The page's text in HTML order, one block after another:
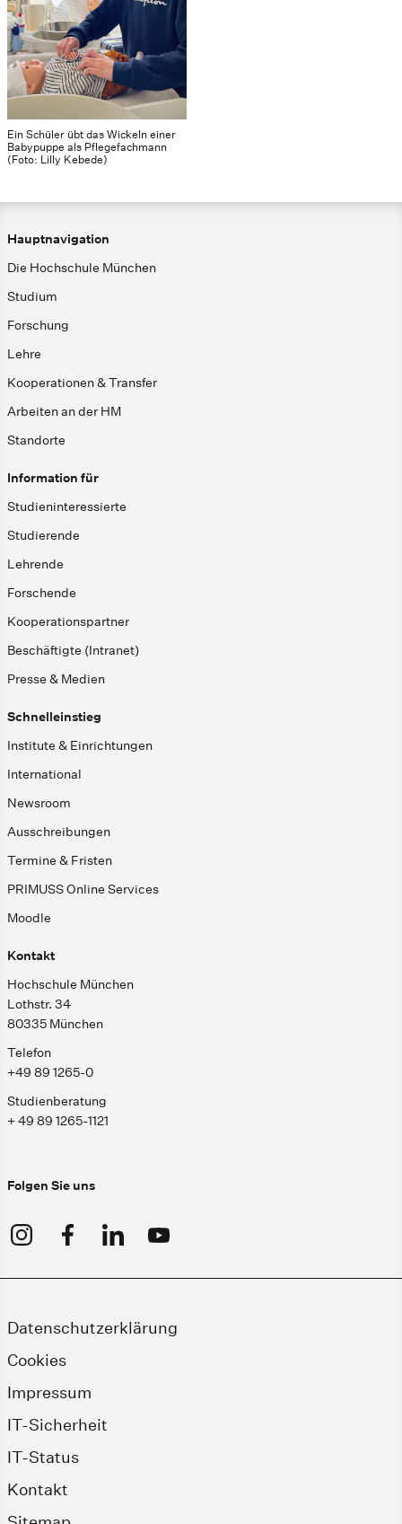
Ein Schüler übt das Wickeln einer
Babypuppe als Pflegefachmann
(Foto: Lilly Kebede)
Hauptnavigation
Die Hochschule München
Studium
Forschung
Lehre
Kooperationen & Transfer
Arbeiten an der HM
Standorte
Information für
Studieninteressierte
Studierende
Lehrende
Forschende
Kooperationspartner
Beschäftigte (Intranet)
Presse & Medien
Schnelleinstieg
Institute & Einrichtungen
International
Newsroom
Ausschreibungen
Termine & Fristen
PRIMUSS Online Services
Moodle
Kontakt
Hochschule München
Lothstr. 34
80335 München
Telefon
+49 89 1265-0
Studienberatung
+ 49 89 1265-1121
Folgen Sie uns
Datenschutzerklärung
Cookies
Impressum
IT-Sicherheit
IT-Status
Kontakt